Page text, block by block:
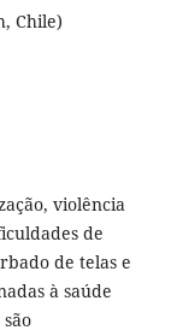
Chile)
violência
de
de telas e
à saúde